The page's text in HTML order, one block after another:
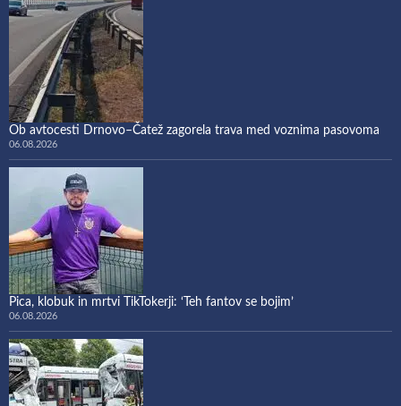
Ob avtocesti Drnovo–Čatež zagorela trava med voznima pasovoma
06.08.2026
Pica, klobuk in mrtvi TikTokerji: ‘Teh fantov se bojim’
06.08.2026